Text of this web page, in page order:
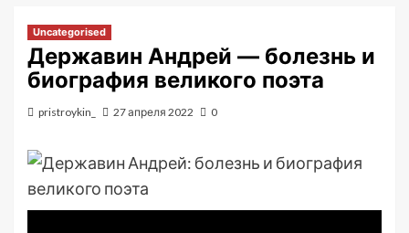
Uncategorised
Державин Андрей — болезнь и
биография великого поэта
pristroykin_ 27 апреля 2022 0